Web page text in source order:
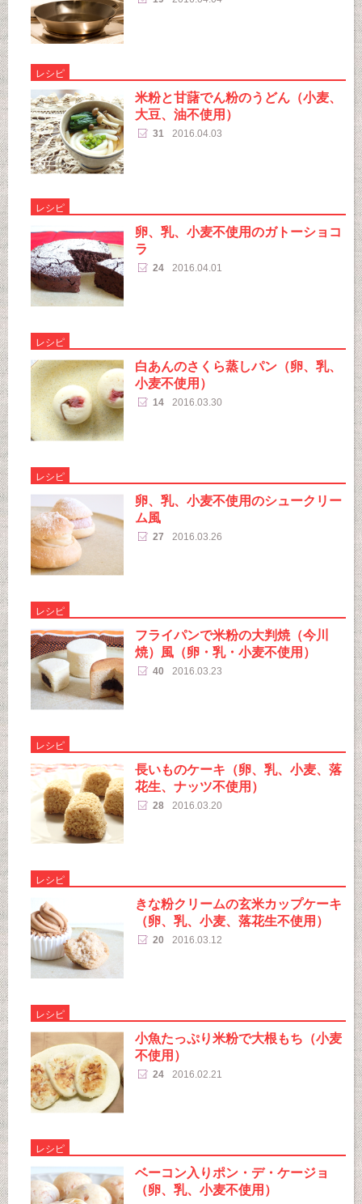
レシピ
米粉と甘藷でん粉のうどん（小麦、
大豆、油不使用）
31 2016.04.03
レシピ
卵、乳、小麦不使用のガトーショコ
ラ
24 2016.04.01
レシピ
白あんのさくら蒸しパン（卵、乳、
小麦不使用）
14 2016.03.30
レシピ
卵、乳、小麦不使用のシュークリー
ム風
27 2016.03.26
レシピ
フライパンで米粉の大判焼（今川
焼）風（卵・乳・小麦不使用）
40 2016.03.23
レシピ
長いものケーキ（卵、乳、小麦、落
花生、ナッツ不使用）
28 2016.03.20
レシピ
きな粉クリームの玄米カップケーキ
（卵、乳、小麦、落花生不使用）
20 2016.03.12
レシピ
小魚たっぷり米粉で大根もち（小麦
不使用）
24 2016.02.21
レシピ
ベーコン入りポン・デ・ケージョ
（卵、乳、小麦不使用）